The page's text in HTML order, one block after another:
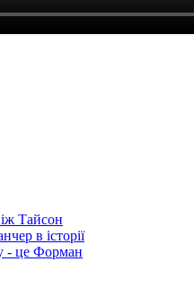
Тайсон
в історії
- це Форман